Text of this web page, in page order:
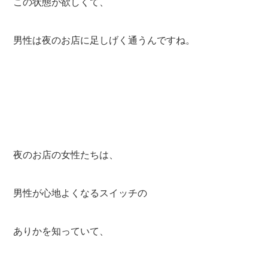
この状態が欲しくて、
男性は夜のお店に足しげく通うんですね。
夜のお店の女性たちは、
男性が心地よくなるスイッチの
ありかを知っていて、